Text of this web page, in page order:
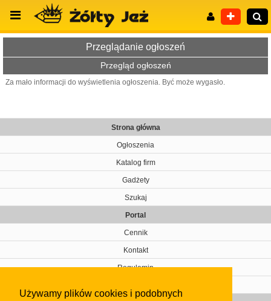
Używamy plików cookies i podobnych
Przeglądanie ogłoszeń
Przegląd ogłoszeń
Za mało informacji do wyświetlenia ogłoszenia. Być może wygasło.
Strona główna
Ogłoszenia
Katalog firm
Gadżety
Szukaj
Portal
Cennik
Kontakt
Regulamin